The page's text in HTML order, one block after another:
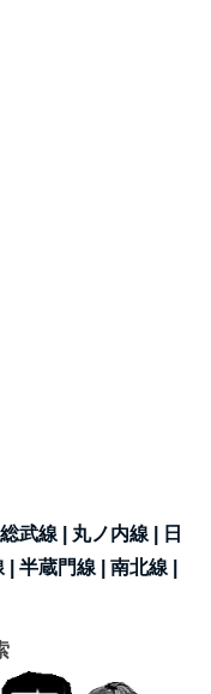
総武線 | 丸ノ内線 |
日
|半蔵門線 |南北線 |